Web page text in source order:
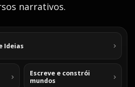
narrativos.
Ideias
Escreve e constrói
mundos